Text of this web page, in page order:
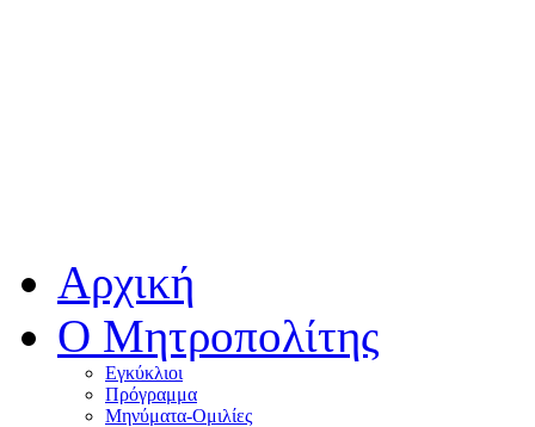
Αρχική
Ο Μητροπολίτης
Εγκύκλιοι
Πρόγραμμα
Μηνύματα-Ομιλίες